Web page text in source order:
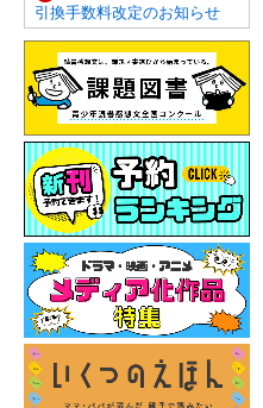
引換手数料改定のお知らせ